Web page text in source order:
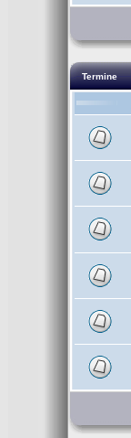
Termine